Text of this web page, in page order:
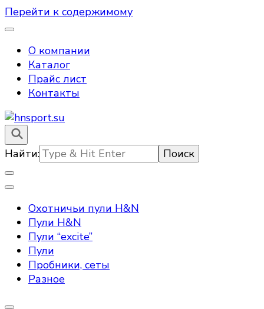
Перейти к содержимому
О компании
Каталог
Прайс лист
Контакты
hnsport.su
hnsport.su – пули для пневматического оружия
Найти:
Охотничьи пули H&N
Пули H&N
Пули “excite”
Пули
Пробники, сеты
Разное